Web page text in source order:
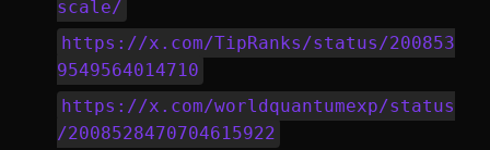
scale/
https://x.com/TipRanks/status/200853
9549564014710
https://x.com/worldquantumexp/status
/2008528470704615922